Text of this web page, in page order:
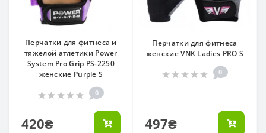
Перчатки для фитнеса и
тяжелой атлетики Power
System Pro Grip PS-2250
женские Purple S
0
420₴
Перчатки для фитнеса
женские VNK Ladies PRO S
0
497₴